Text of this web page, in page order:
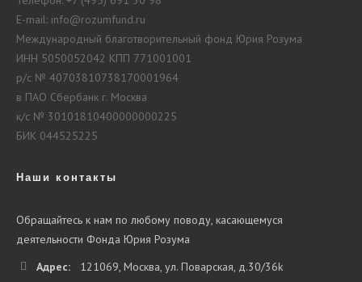
E-mail: info@rozumfund.ru
Международный благотворительный фонд Юрия Розума
ИНН 5050052042 КПП 771001001
р/с № 40703810738170001964
в ПАО Сбербанк г. Москва
к/с № 30101810400000000225
БИК 044525225
Наши контакты
Обращайтесь к нам по любому поводу, касающемуся
деятельности Фонда Юрия Розума
Адрес: 121069, Москва, ул. Поварская, д.30/36k